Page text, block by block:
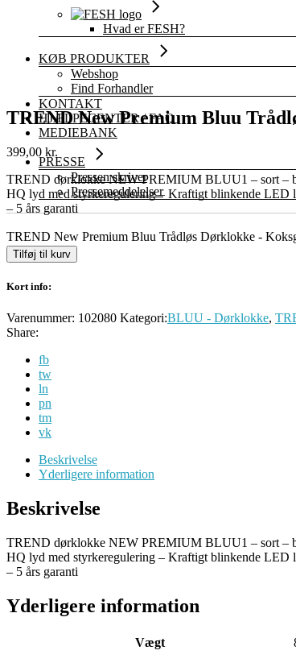
Hvad er FESH?
KØB PRODUKTER
Webshop
Find Forhandler
KONTAKT
HJÆLPECENTER / FAQ
MEDIEBANK
PRESSE
Pressen skriver
Pressemeddelelser
TREND New Premium Bluu
399,00 kr.
TREND dørklokke NEW PREMIUM BLUU1 – sort –
HQ lyd med styrkeregulering – Kraftigt blinkende LED
– 5 års garanti
TREND New Premium Bluu Trådløs Dørklokke -
Tilføj til kurv
Kort info:
Varenummer: 102080 Kategori:BLUU - Dørklokke,
Share:
fb
tw
ln
pn
tm
vk
Beskrivelse
Yderligere information
Beskrivelse
TREND dørklokke NEW PREMIUM BLUU1 – sort –
HQ lyd med styrkeregulering – Kraftigt blinkende LED
– 5 års garanti
Yderligere information
Vægt